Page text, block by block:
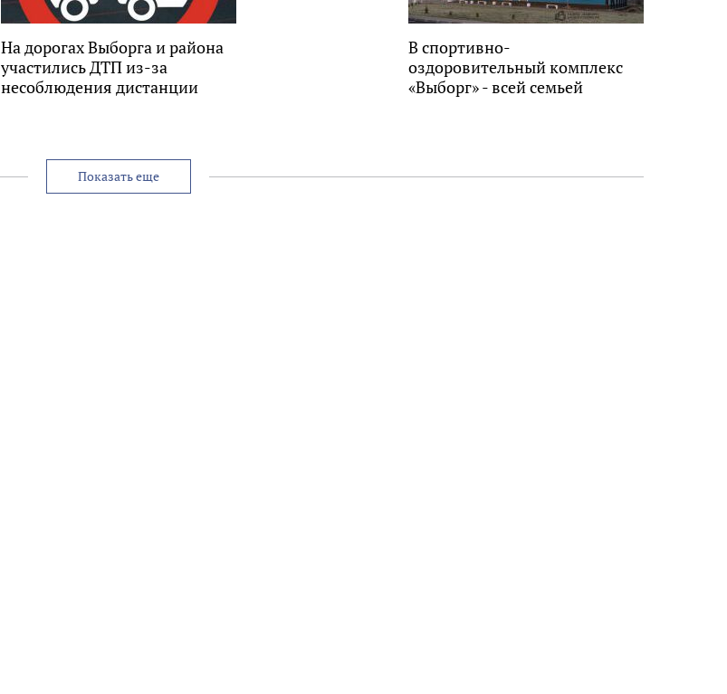
На дорогах Выборга и района
участились ДТП из-за
несоблюдения дистанции
В спортивно-
оздоровительный комплекс
«Выборг» - всей семьей
Показать еще